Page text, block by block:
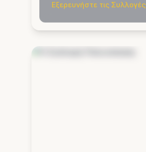
Εξερευνήστε τις Συλλογές